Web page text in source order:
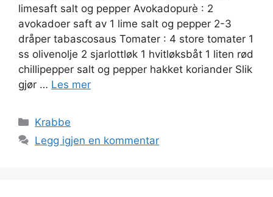
limesaft salt og pepper Avokadopurè : 2
avokadoer saft av 1 lime salt og pepper 2-3
dråper tabascosaus Tomater : 4 store tomater 1
ss olivenolje 2 sjarlottløk 1 hvitløksbåt 1 liten rød
chillipepper salt og pepper hakket koriander Slik
gjør … Les mer
Kategorier
Krabbe
Legg igjen en kommentar